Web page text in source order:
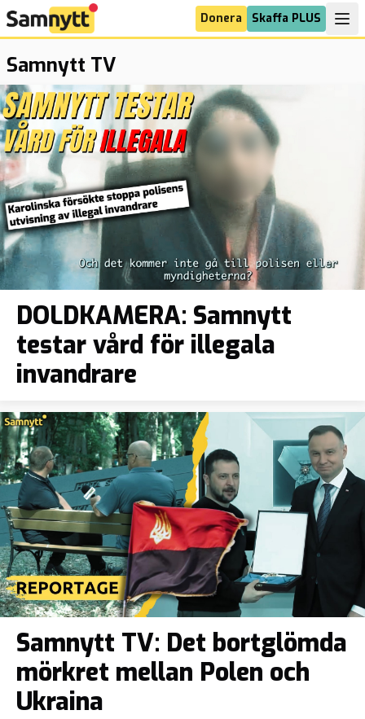
Donera Skaffa PLUS
Samnytt TV
DOLDKAMERA: Samnytt
testar vård för illegala
invandrare
Samnytt TV: Det bortglömda
mörkret mellan Polen och
Ukraina